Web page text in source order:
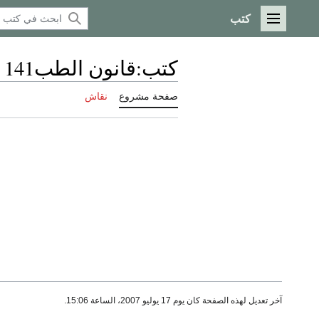
القائمة الرئيسية
كتب
كتب:قانون الطب141
صفحة مشروع نقاش
آخر تعديل لهذه الصفحة كان يوم 17 يوليو 2007، الساعة 15:06.